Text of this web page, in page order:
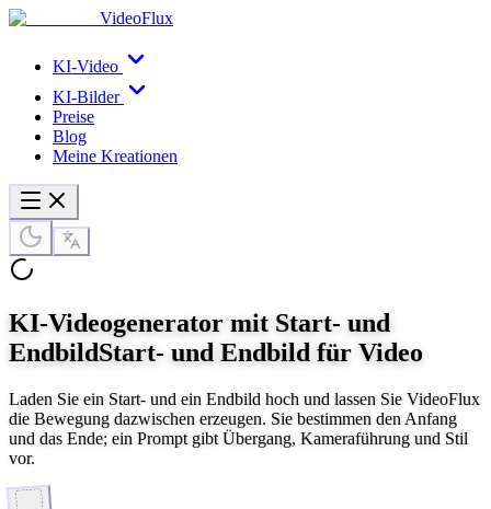
VideoFlux
KI-Video
KI-Bilder
Preise
Blog
Meine Kreationen
KI-Videogenerator mit Start- und
EndbildStart- und Endbild für Video
Laden Sie ein Start- und ein Endbild hoch und lassen Sie VideoFlux
die Bewegung dazwischen erzeugen. Sie bestimmen den Anfang
und das Ende; ein Prompt gibt Übergang, Kameraführung und Stil
vor.